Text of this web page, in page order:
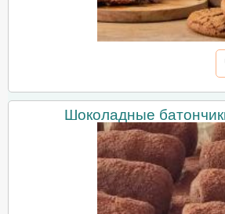
Шоколадные